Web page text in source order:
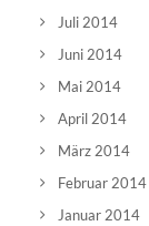
Juli 2014
Juni 2014
Mai 2014
April 2014
März 2014
Februar 2014
Januar 2014